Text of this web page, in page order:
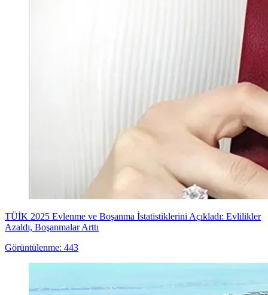
TÜİK 2025 Evlenme ve Boşanma İstatistiklerini Açıkladı: Evlilikler
Azaldı, Boşanmalar Arttı
Görüntülenme: 443